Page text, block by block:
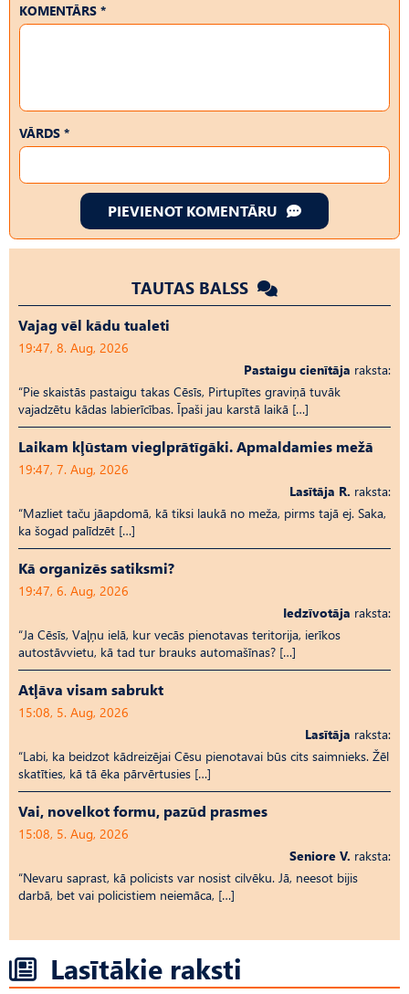
KOMENTĀRS *
VĀRDS *
PIEVIENOT KOMENTĀRU
TAUTAS BALSS
Vajag vēl kādu tualeti
19:47, 8. Aug, 2026
Pastaigu cienītāja raksta:
“Pie skaistās pastaigu takas Cēsīs, Pirtupītes graviņā tuvāk
vajadzētu kādas labierīcības. Īpaši jau karstā laikā […]
Laikam kļūstam vieglprātīgāki. Apmaldamies mežā
19:47, 7. Aug, 2026
Lasītāja R. raksta:
“Mazliet taču jāapdomā, kā tiksi laukā no meža, pirms tajā ej. Saka,
ka šogad palīdzēt […]
Kā organizēs satiksmi?
19:47, 6. Aug, 2026
Iedzīvotāja raksta:
“Ja Cēsīs, Vaļņu ielā, kur vecās pienotavas teritorija, ierīkos
autostāvvietu, kā tad tur brauks automašīnas? […]
Atļāva visam sabrukt
15:08, 5. Aug, 2026
Lasītāja raksta:
“Labi, ka beidzot kādreizējai Cēsu pienotavai būs cits saimnieks. Žēl
skatīties, kā tā ēka pārvērtusies […]
Vai, novelkot formu, pazūd prasmes
15:08, 5. Aug, 2026
Seniore V. raksta:
“Nevaru saprast, kā policists var nosist cilvēku. Jā, neesot bijis
darbā, bet vai policistiem neiemāca, […]
Lasītākie raksti